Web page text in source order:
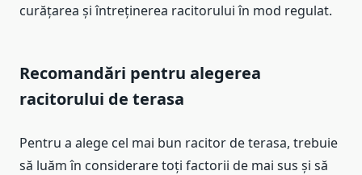
curățarea și întreținerea racitorului în mod regulat.
Recomandări pentru alegerea
racitorului de terasa
Pentru a alege cel mai bun racitor de terasa, trebuie
să luăm în considerare toți factorii de mai sus și să